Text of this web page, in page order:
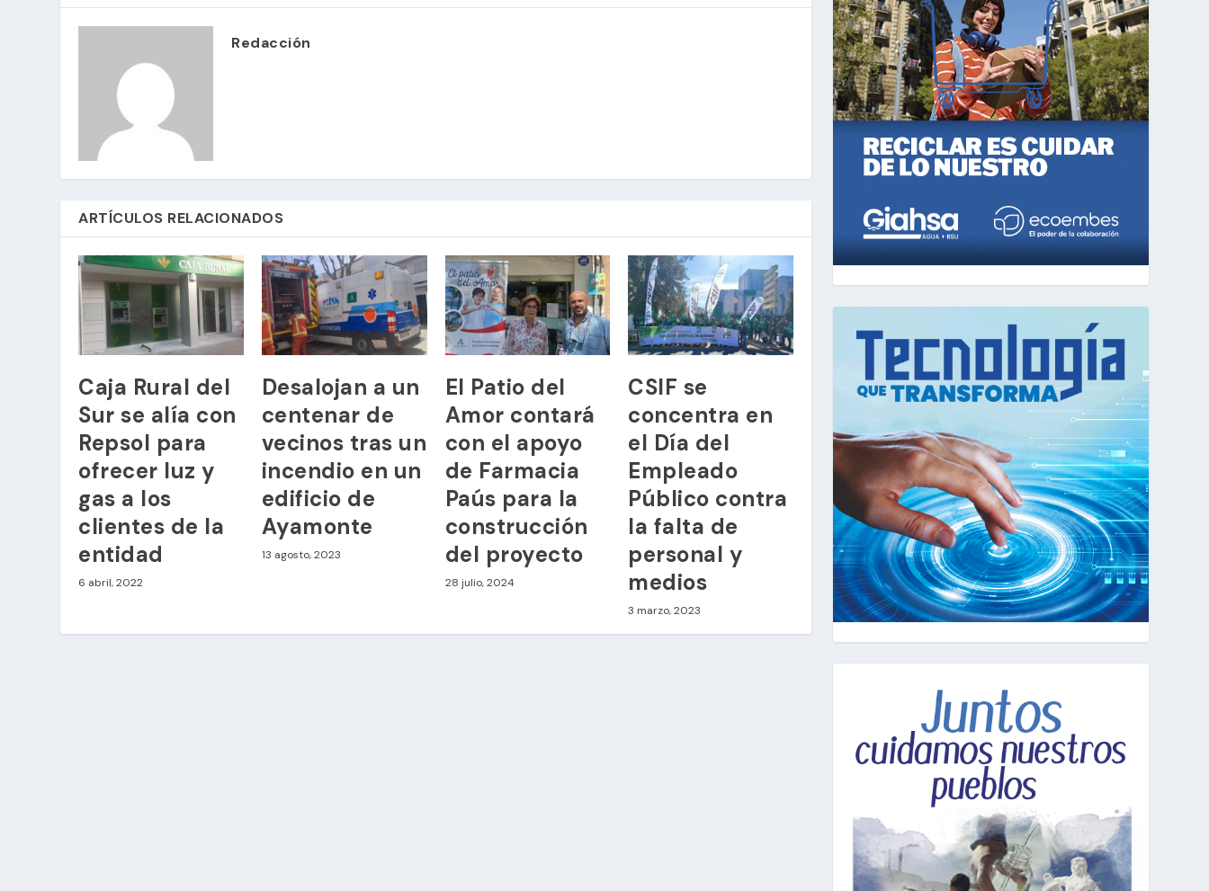
Redacción
ARTÍCULOS RELACIONADOS
Caja Rural del
Sur se alía con
Repsol para
ofrecer luz y
gas a los
clientes de la
entidad
6 abril, 2022
Desalojan a un
centenar de
vecinos tras un
incendio en un
edificio de
Ayamonte
13 agosto, 2023
El Patio del
Amor contará
con el apoyo
de Farmacia
Paús para la
construcción
del proyecto
28 julio, 2024
CSIF se
concentra en
el Día del
Empleado
Público contra
la falta de
personal y
medios
3 marzo, 2023